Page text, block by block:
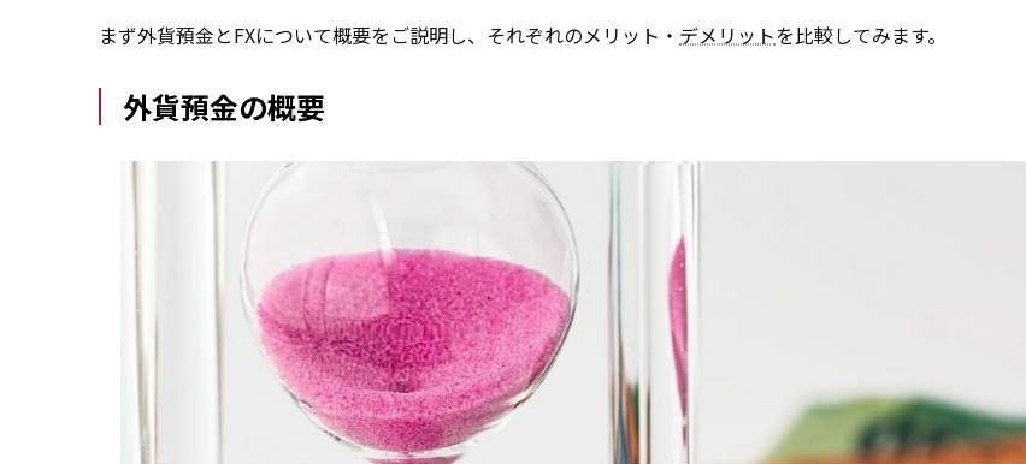
まず外貨預金とFXについて概要をご説明し、それぞれのメリット・ デメリットを比較してみます。
外貨預金の概要